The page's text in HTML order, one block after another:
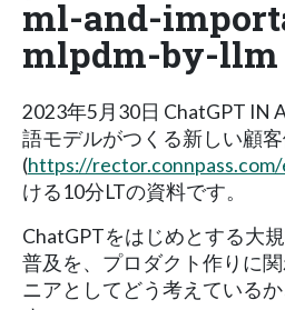
ml-and-
mlpdm-by-llm
2023年5月30日 ChatGPT IN
語モデルがつくる新しい顧
(https://
ける10分LTの資料です。
ChatGPTをはじめとする大
普及を、プロダクト作りに
ニアとしてどう考えている